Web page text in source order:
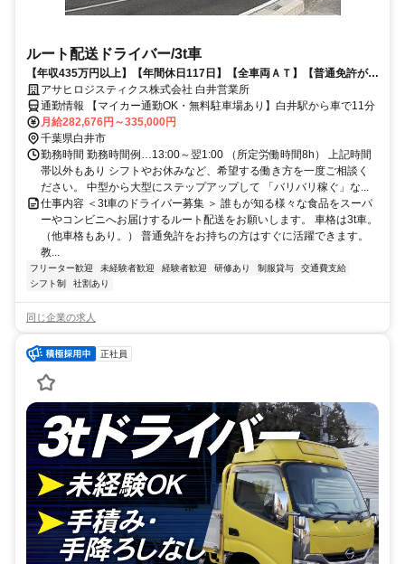
ルート配送ドライバー/3t車
【年収435万円以上】【年間休日117日】【全車両ＡＴ】【普通免許があ
ればOK】など多くの人が働きやすい環境を整えています
アサヒロジスティクス株式会社 白井営業所
通勤情報 【マイカー通勤OK・無料駐車場あり】白井駅から車で11分
月給282,676円～335,000円
千葉県白井市
勤務時間 勤務時間例…13:00～翌1:00 （所定労働時間8h） 上記時間
帯以外もあり シフトやお休みなど、希望する働き方を一度ご相談く
ださい。 中型から大型にステップアップして 「バリバリ稼ぐ」な...
仕事内容 ＜3t車のドライバー募集 ＞ 誰もが知る様々な食品をスーパ
ーやコンビニへお届けするルート配送をお願いします。 車格は3t車。
（他車格もあり。） 普通免許をお持ちの方はすぐに活躍できます。
教...
フリーター歓迎 未経験者歓迎 経験者歓迎 研修あり 制服貸与
交通費支給
シフト制
社割あり
同じ企業の求人
正社員